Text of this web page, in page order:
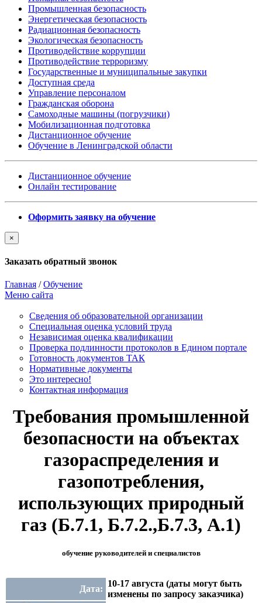
Промышленная безопасность
Энергетическая безопасность
Радиационная безопасность
Экологическая безопасность
Противодействие коррупции
Противодействие терроризму
Государственные и муниципальные закупки
Доступная среда
Управление персоналом
Гражданская оборона
Самоходные машины (погрузчики)
Мобилизационная подготовка
Дистанционное обучение
Обучение в Ленинградской области
Дистанционное обучение
Онлайн тестирование
Оформить заявку на обучение
×
Заказать обратный звонок
Главная /Обучение
Меню сайта
Сведения об образовательной организации
Cпециальная оценка условий труда
Независимая оценка квалификации
Проверка подлинности протоколов в Едином портале
Готовность документов ТАК
Нормативные документы
Это интересно!
Контактная информация
Требования промышленной
безопасности на объектах
газораспределения и
газопотребления,
использующих природный
газ (Б.7.1, Б.7.2.,Б.7.3, А.1)
обучение руководителей и специалистов
Дата:
10-17 августа (даты могут быть
изменены по запросу заказчика)